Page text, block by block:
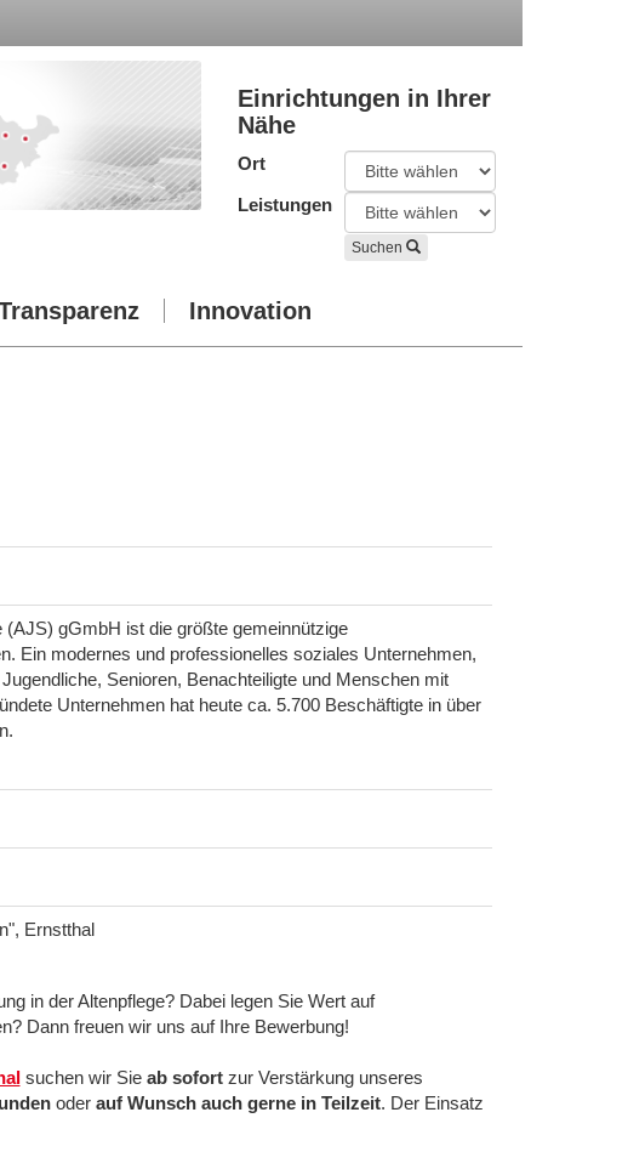
Einrichtungen in Ihrer
Nähe
Ort
Leistungen
Suchen
Innovation
(AJS) gGmbH ist die größte gemeinnützige
Ein modernes und professionelles soziales Unternehmen,
Senioren, Benachteiligte und Menschen mit
Unternehmen hat heute ca. 5.700 Beschäftigte in über
Ernstthal
in der Altenpflege? Dabei legen Sie Wert auf
Dann freuen wir uns auf Ihre Bewerbung!
suchen wir Sieab sofort zur Verstärkung unseres
oderauf Wunsch auch gerne in Teilzeit. Der Einsatz